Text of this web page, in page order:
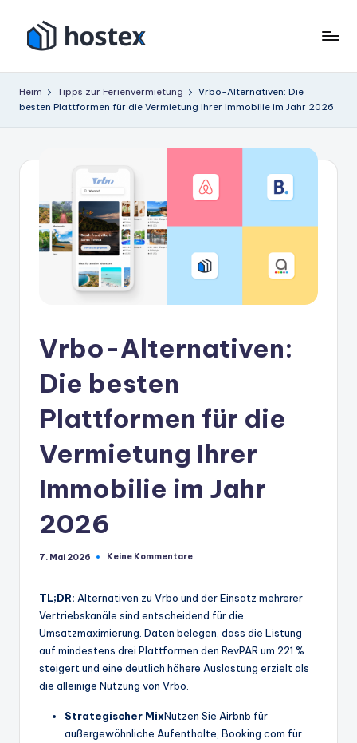
Inhalt
springen
o
s
Ihre
Heim Tipps zur Ferienvermietung
Vrbo-Alternativen: Die
besten Plattformen für die Vermietung Ihrer Immobilie im Jahr 2026
Vrbo-Alternativen:
Die besten
Plattformen für die
Vermietung Ihrer
Immobilie im Jahr
2026
7. Mai 2026 Keine Kommentare
TL;DR: Alternativen zu Vrbo und der Einsatz mehrerer
Vertriebskanäle sind entscheidend für die
Umsatzmaximierung. Daten belegen, dass die Listung
auf mindestens drei Plattformen den RevPAR um 221 %
steigert und eine deutlich höhere Auslastung erzielt als
die alleinige Nutzung von Vrbo.
Strategischer MixNutzen Sie Airbnb für
außergewöhnliche Aufenthalte, Booking.com für